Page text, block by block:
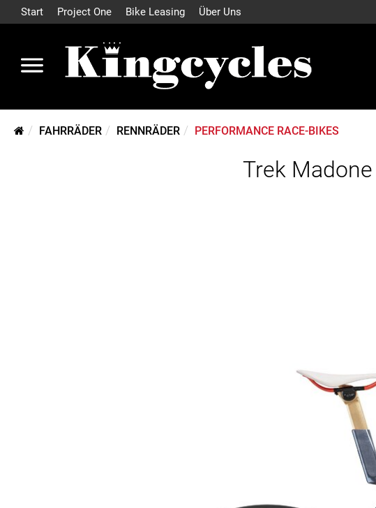
Start Project One Bike Leasing Über Uns
FAHRRÄDER RENNRÄDER PERFORMANCE RACE-BIKES
Trek